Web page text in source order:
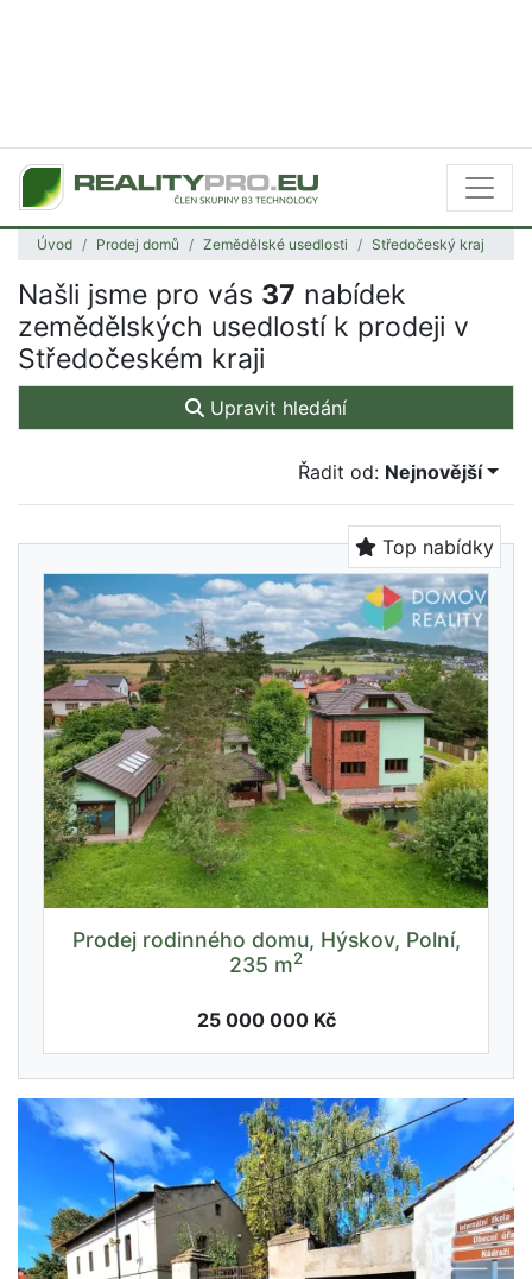
Úvod Prodej domů Zemědělské usedlosti Středočeský kraj
Našli jsme pro vás 37 nabídek
zemědělských usedlostí k prodeji v
Středočeském kraji
Upravit hledání
Řadit od: Nejnovější
Top nabídky
Prodej rodinného domu, Hýskov, Polní,
235 m2
25 000 000 Kč